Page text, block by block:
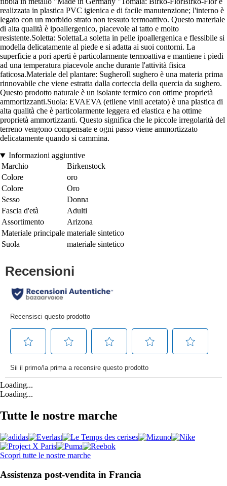
realizzata in plastica PVC igienica e di facile manutenzione; l'interno è
legato con un morbido strato non tessuto termoattivo. Questo materiale
di alta qualità è ipoallergenico, piacevole al tatto e molto
resistente.Soletta: SolettaLa soletta in pelle ipoallergenica e flessibile si
modella delicatamente al piede e si adatta ai suoi contorni. La
superficie a pori aperti è particolarmente termoattiva e mantiene i piedi
ad una temperatura piacevole anche durante l'attività fisica
faticosa.Materiale del plantare: SugheroIl sughero è una materia prima
rinnovabile che viene estratta dalla corteccia della quercia da sughero.
Questo prodotto naturale è un isolante termico con ottime proprietà
ammortizzanti.Suola: EVAEVA (etilene vinil acetato) è una plastica di
alta qualità che è particolarmente leggera ed elastica e ha ottime
proprietà ammortizzanti. Questo significa che le piccole irregolarità del
terreno vengono compensate e ogni passo viene ammortizzato
delicatamente quando si cammina.
Informazioni aggiuntive
Marchio
Birkenstock
Colore
oro
Colore
Oro
Sesso
Donna
Fascia d'età
Adulti
Assortimento
Arizona
Materiale principale materiale sintetico
Suola
materiale sintetico
Loading...
Loading...
Tutte le nostre marche
Scopri tutte le nostre marche
Assistenza post-vendita in Francia